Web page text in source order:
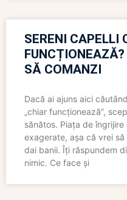
SERENI CAPELLI
SĂ COMANZI
Dacă ai ajuns aici
„chiar funcționează”,
sănătos. Piața de
exagerate, așa că vrei
dai banii. Îți răspundem
nimic. Ce face și